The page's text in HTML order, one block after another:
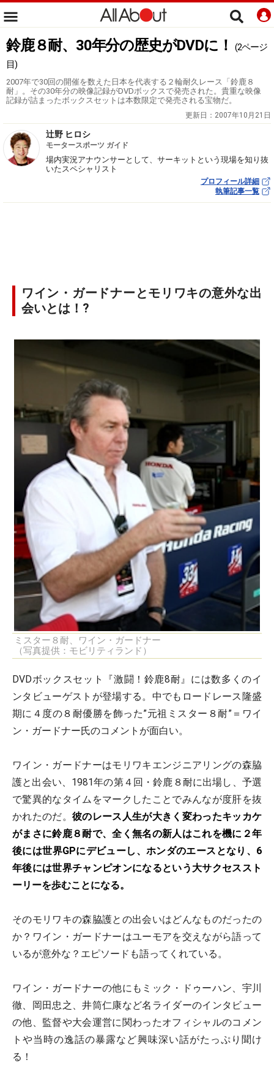
鈴鹿８耐、30年分の歴史がDVDに！
(2ページ
目)
2007年で30回の開催を数えた日本を代表する２輪耐久レース「鈴鹿８
耐」。その30年分の映像記録がDVDボックスで発売された。貴重な映像
記録が詰まったボックスセットは本数限定で発売される宝物だ。
更新日： 2007年10月21日
辻野 ヒロシ
モータースポーツ ガイド
場内実況アナウンサーとして、サーキットという現場を知り抜
いたスペシャリスト
プロフィール詳細
執筆記事一覧
ワイン・ガードナーとモリワキの意外な出
会いとは！?
ミスター８耐、ワイン・ガードナー
（写真提供：モビリティランド）
DVDボックスセット『激闘！鈴鹿8耐』には数多くのイ
ンタビューゲストが登場する。中でもロードレース隆盛
期に４度の８耐優勝を飾った”元祖ミスター８耐”＝ワイ
ン・ガードナー氏のコメントが面白い。
ワイン・ガードナーはモリワキエンジニアリングの森脇
護と出会い、1981年の第４回・鈴鹿８耐に出場し、予選
で驚異的なタイムをマークしたことでみんなが度肝を抜
かれたのだ。 彼のレース人生が大きく変わったキッカケ
がまさに鈴鹿８耐で、全く無名の新人はこれを機に２年
後には世界GPにデビューし、ホンダのエースとなり、6
年後には世界チャンピオンになるという大サクセススト
ーリーを歩むことになる。
そのモリワキの森脇護との出会いはどんなものだったの
か？ワイン・ガードナーはユーモアを交えながら語って
いるが意外な？エピソードも語ってくれている。
ワイン・ガードナーの他にもミック・ドゥーハン、宇川
徹、岡田忠之、井筒仁康など名ライダーのインタビュー
の他、監督や大会運営に関わったオフィシャルのコメン
トや当時の逸話の暴露など興味深い話がたっぷり聞け
る！